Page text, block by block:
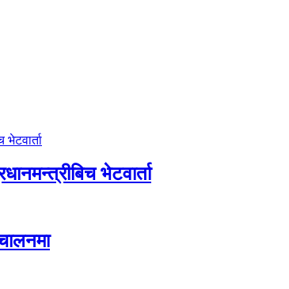
भेटवार्ता